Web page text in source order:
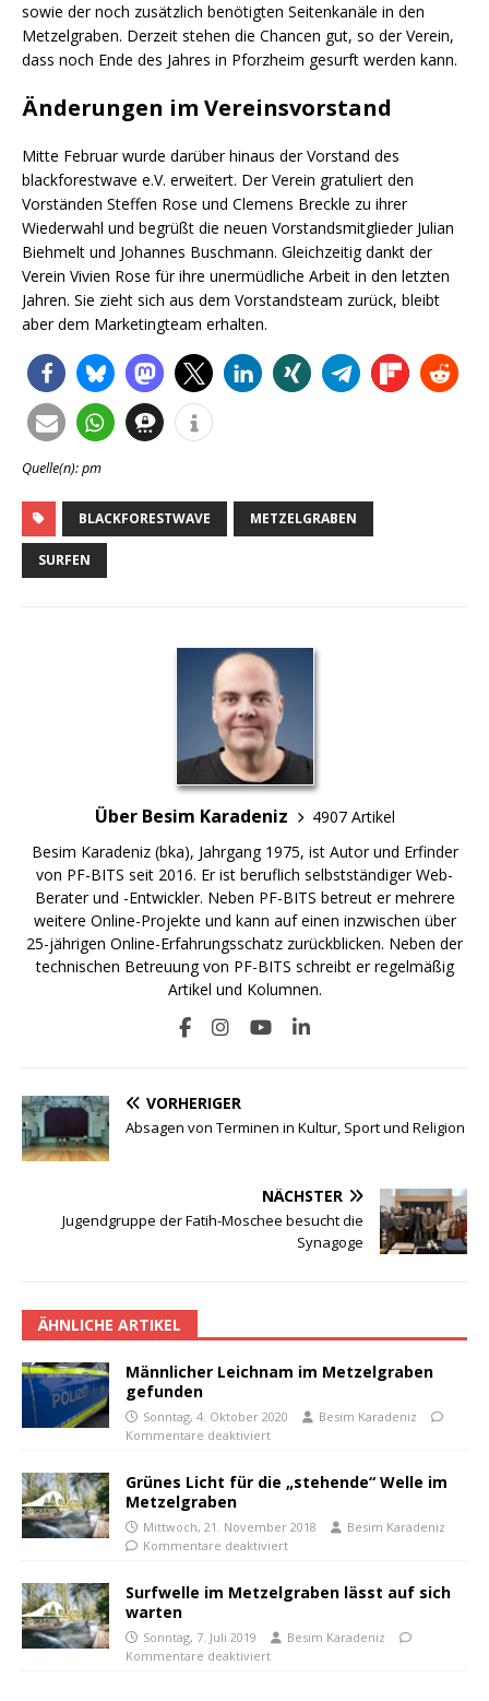
sowie der noch zusätzlich benötigten Seitenkanäle in den
Metzelgraben. Derzeit stehen die Chancen gut, so der Verein,
dass noch Ende des Jahres in Pforzheim gesurft werden kann.
Änderungen im Vereinsvorstand
Mitte Februar wurde darüber hinaus der Vorstand des
blackforestwave e.V. erweitert. Der Verein gratuliert den
Vorständen Steffen Rose und Clemens Breckle zu ihrer
Wiederwahl und begrüßt die neuen Vorstandsmitglieder Julian
Biehmelt und Johannes Buschmann. Gleichzeitig dankt der
Verein Vivien Rose für ihre unermüdliche Arbeit in den letzten
Jahren. Sie zieht sich aus dem Vorstandsteam zurück, bleibt
aber dem Marketingteam erhalten.
Quelle(n): pm
BLACKFORESTWAVE METZELGRABEN
SURFEN
Über Besim Karadeniz
4907 Artikel
Besim Karadeniz (bka), Jahrgang 1975, ist Autor und Erfinder
von PF-BITS seit 2016. Er ist beruflich selbstständiger Web-
Berater und -Entwickler. Neben PF-BITS betreut er mehrere
weitere Online-Projekte und kann auf einen inzwischen über
25-jährigen Online-Erfahrungsschatz zurückblicken. Neben der
technischen Betreuung von PF-BITS schreibt er regelmäßig
Artikel und Kolumnen.
VORHERIGER
Absagen von Terminen in Kultur, Sport und Religion
NÄCHSTER
Jugendgruppe der Fatih-Moschee besucht die
Synagoge
ÄHNLICHE ARTIKEL
Männlicher Leichnam im Metzelgraben
gefunden
Sonntag, 4. Oktober 2020
Besim Karadeniz
Kommentare deaktiviert
Grünes Licht für die „stehende“ Welle im
Metzelgraben
Mittwoch, 21. November 2018
Besim Karadeniz
Kommentare deaktiviert
Surfwelle im Metzelgraben lässt auf sich
warten
Sonntag, 7. Juli 2019
Besim Karadeniz
Kommentare deaktiviert